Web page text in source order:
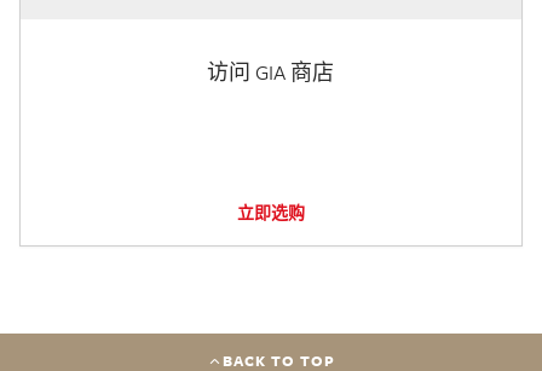
访问 GIA 商店
立即选购
BACK TO TOP